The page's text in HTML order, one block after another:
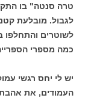
טרה סנטה" בו
לגבול. מובלעת
לשוטרים
כמה מספרי
יש לי יחס רגשי
העמודים, את אהבת